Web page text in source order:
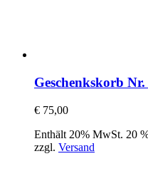
Geschenkskorb Nr.
€ 75,00
Enthält 20% MwSt. 20
zzgl. Versand